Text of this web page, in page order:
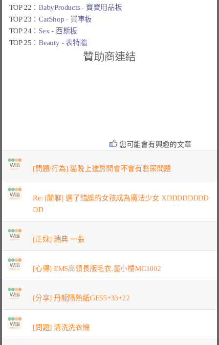
TOP 22：BabyProducts - 寶寶用品板
TOP 23：CarShop - 買車板
TOP 24： Sex - 西斯板
TOP 25：Beauty - 表特牆
贊助商連結
您可能會有興趣的文章
[問題/行為] 貓晚上進房間會不會有憋尿問題
Re: [閒聊] 選了錯誤的女孩成為魔法少女 XDDDDDDDD
DD
[正妹] 瑞典 一張
[心得] EMS高領長版毛衣.墨小樓MC1002
[分享] 丹龍隔熱紙GE55+33+22
[問題] 清洗洗衣機